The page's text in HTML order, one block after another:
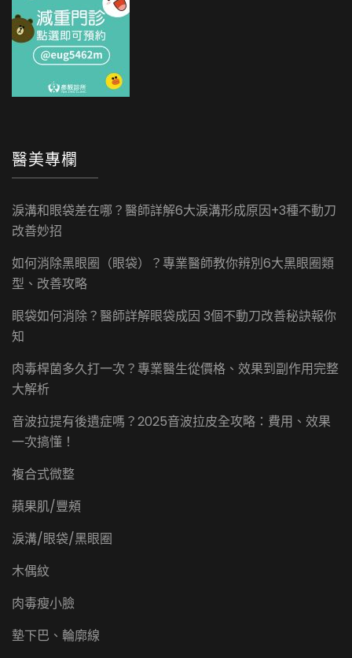
醫美專欄
淚溝和眼袋差在哪？醫師詳解6大淚溝形成原因+3種不動刀
改善妙招
如何消除黑眼圈（眼袋）？專業醫師教你辨別6大黑眼圈類
型、改善攻略
眼袋如何消除？醫師詳解眼袋成因 3個不動刀改善秘訣報你
知
肉毒桿菌多久打一次？專業醫生從價格、效果到副作用完整
大解析
音波拉提有後遺症嗎？2025音波拉皮全攻略：費用、效果
一次搞懂！
複合式微整
蘋果肌/豐頰
淚溝/眼袋/黑眼圈
木偶紋
肉毒瘦小臉
墊下巴、輪廓線